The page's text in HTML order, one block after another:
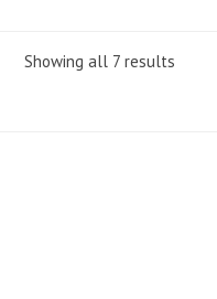
Showing all 7 results